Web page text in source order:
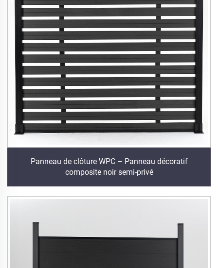
Panneau de clôture WPC – Panneau décoratif
composite noir semi-privé